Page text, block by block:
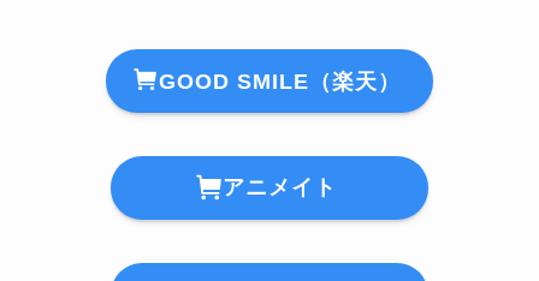
GOOD SMILE（楽天）
アニメイト